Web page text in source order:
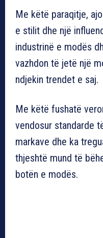
Me këtë paraqitje,
e stilit dhe një
industrinë e modës
vazhdon të jetë një
ndjekin trendet e saj.
Me këtë fushatë
vendosur standarde
markave dhe ka
thjeshtë mund të
botën e modës.